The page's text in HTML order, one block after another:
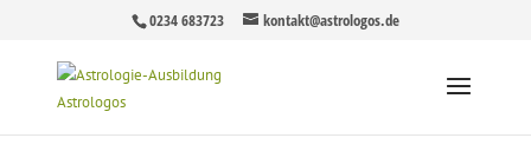
0234 683723 kontakt@astrologos.de